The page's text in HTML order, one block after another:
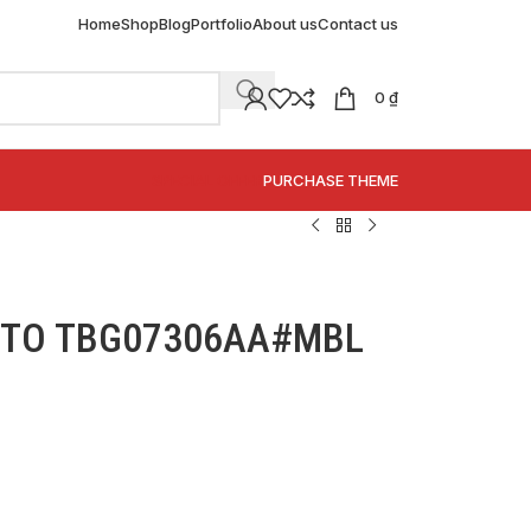
HomeShopBlogPortfolioAbout usContact us
0 ₫
PURCHASE THEME
TBG07306AA#MBL